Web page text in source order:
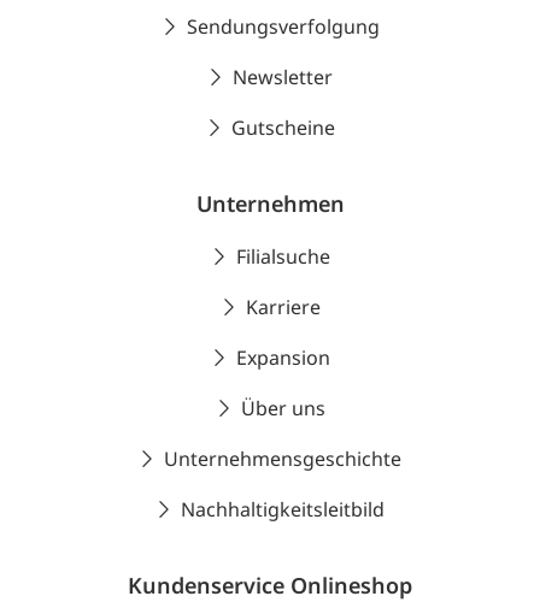
Sendungsverfolgung
Newsletter
Gutscheine
Unternehmen
Filialsuche
Karriere
Expansion
Über uns
Unternehmensgeschichte
Nachhaltigkeitsleitbild
Kundenservice Onlineshop